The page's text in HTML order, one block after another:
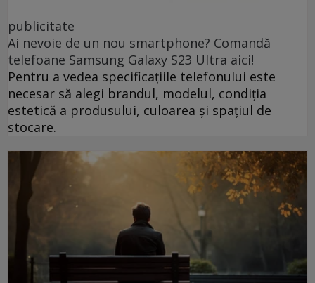
publicitate
Ai nevoie de un nou smartphone? Comandă
telefoane Samsung Galaxy S23 Ultra aici!
Pentru a vedea specificațiile telefonului este
necesar să alegi brandul, modelul, condiția
estetică a produsului, culoarea și spațiul de
stocare.